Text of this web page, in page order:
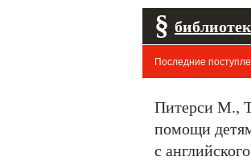
§
Последние
Питерси М.,
помощи
с